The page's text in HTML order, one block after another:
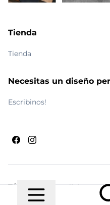
Tienda
Tienda
Necesitas un diseño
Escribinos!
© 2026 Maldito Ramón
Términos y condiciones